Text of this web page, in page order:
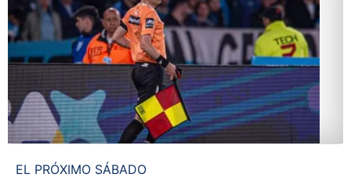
EL PRÓXIMO SÁBADO